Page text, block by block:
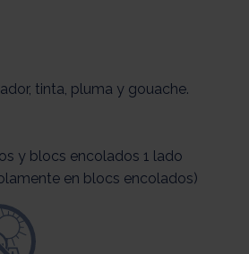
tinta, pluma y gouache.
y blocs encolados 1 lado
en blocs encolados)